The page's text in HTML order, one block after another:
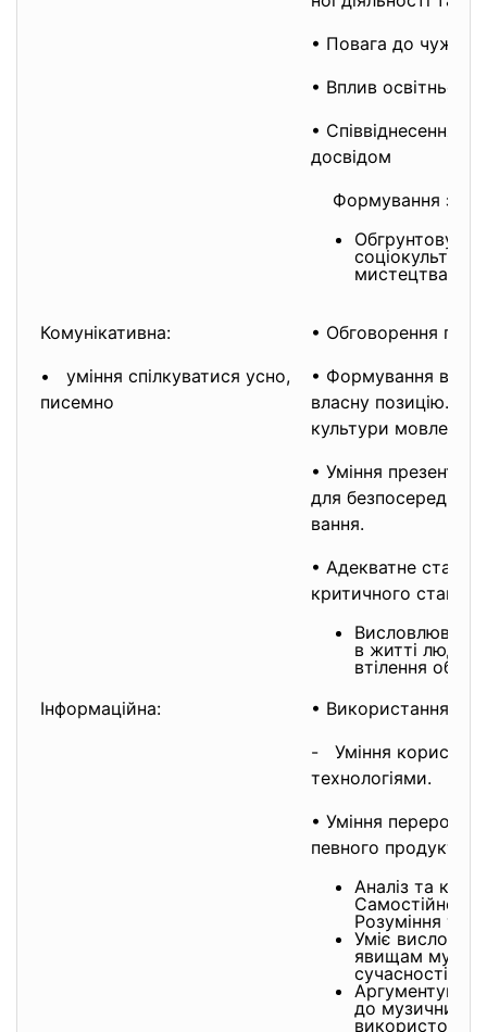
• Повага до чужої
• Вплив
• Співвіднесення
досвідом
Формування
Комунікативна:
• уміння спілкуватися усно,
писемно
• Обговорення
• Формування
власну позицію.
культури мовлення.
• Уміння
для
вання.
• Адекватне
критичного
Висловлювати
в житті
втілення
Інформаційна:
• Використання
- Уміння
• Уміння
певного продукту.
Аналіз та
Самостійне
Розуміння та
Уміє
явищам
сучасності;
Аргументувати
до музичних